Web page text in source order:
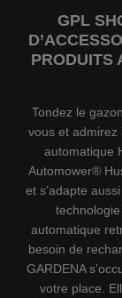
GPL
PRODUITS
Tondez le
vous et admirez
automatique
Automower®
et s’adapte
automatique
besoin de
GARDENA
votre place.